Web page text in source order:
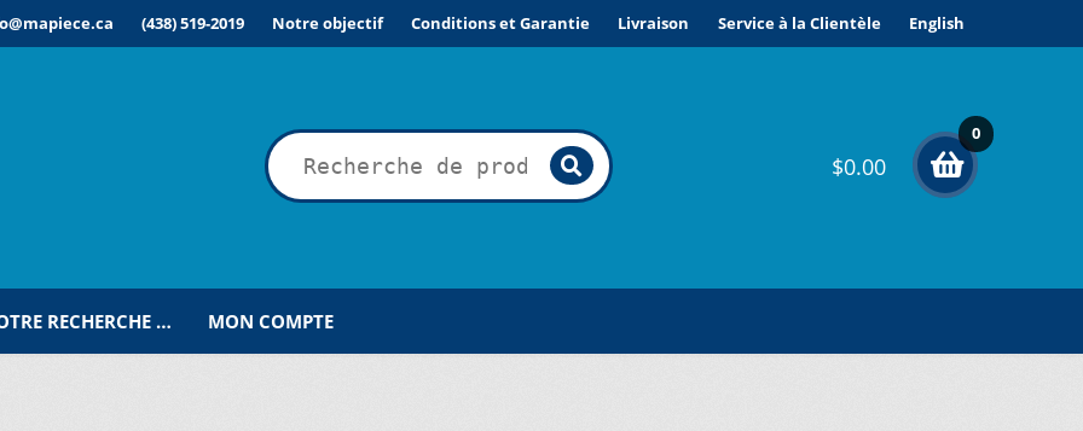
(438) 519-2019 Notre objectif Conditions et Garantie Livraison Service à la Clientèle English
$0.00
0
élé
RECHERCHE … MON COMPTE